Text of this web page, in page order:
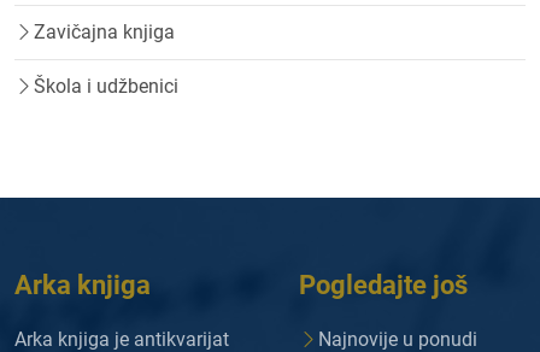
Zavičajna knjiga
Škola i udžbenici
Arka knjiga
Arka knjiga je antikvarijat
Pogledajte još
Najnovije u ponudi